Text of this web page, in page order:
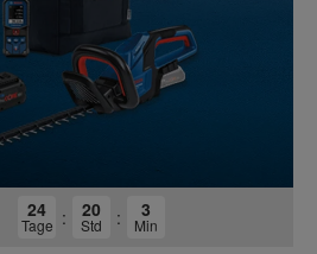
24
Tage : 20
Std : 3
Min